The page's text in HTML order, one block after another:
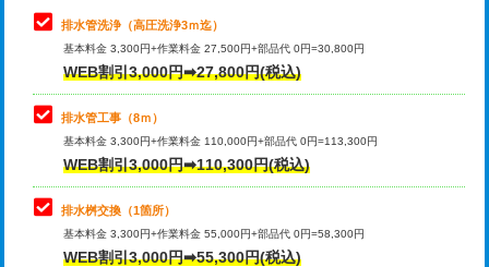
排水管工事（追加 排水管工事/3ｍ超
え）
マス交換（土の掘削・埋め戻し作業）
マス交換（深さ50㎝未満）
マス交換（深さ50㎝以上）
コンクリート斫り（厚さ10㎝まで）
コンクリート斫り（厚さ10㎝超え）
理・調整・分解・加工など（中作業）
止水・漏水調査・防水処理・清掃・修
理・調整・分解・加工など（重作業）
33,000円
その他部品の脱着
交換・取付（タンク）
交換・取付(単水栓（壁付・デッキ
式）)
排水管洗浄（高圧洗浄3ｍ迄）
基本料金 3,300円+作業料金 27,500円+部品代 0円=30,800円
WEB割引3,000円➡27,800円(税込)
排水管工事（8ｍ）
基本料金 3,300円+作業料金 110,000円+部品代 0円=113,300円
WEB割引3,000円➡110,300円(税込)
排水桝交換（1箇所）
基本料金 3,300円+作業料金 55,000円+部品代 0円=58,300円
WEB割引3,000円➡55,300円(税込)